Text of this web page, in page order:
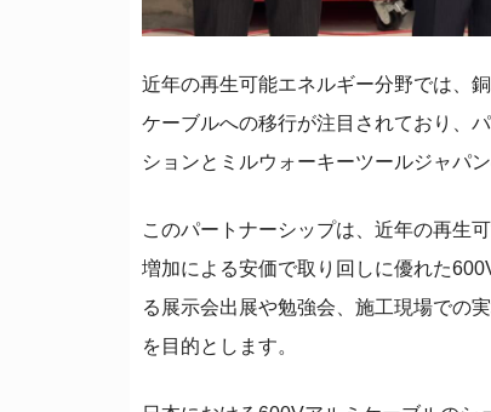
近年の再生可能エネルギー分野では、
ケーブルへの移行が注目されており、
ションとミルウォーキーツールジャパ
このパートナーシップは、近年の再生
増加による安価で取り回しに優れた
る展示会出展や勉強会、施工現場での
を目的とします。